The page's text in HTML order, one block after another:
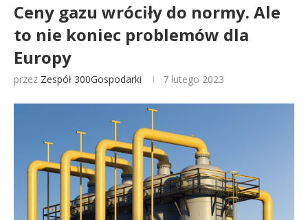
Ceny gazu wróciły do normy. Ale
to nie koniec problemów dla
Europy
przez Zespół 300Gospodarki 7 lutego 2023